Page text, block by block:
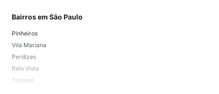
Bairros em São Paulo
Pinheiros
Vila Mariana
Perdizes
Bela Vista
Tatuapé